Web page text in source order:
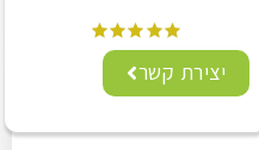
יצירת קשר